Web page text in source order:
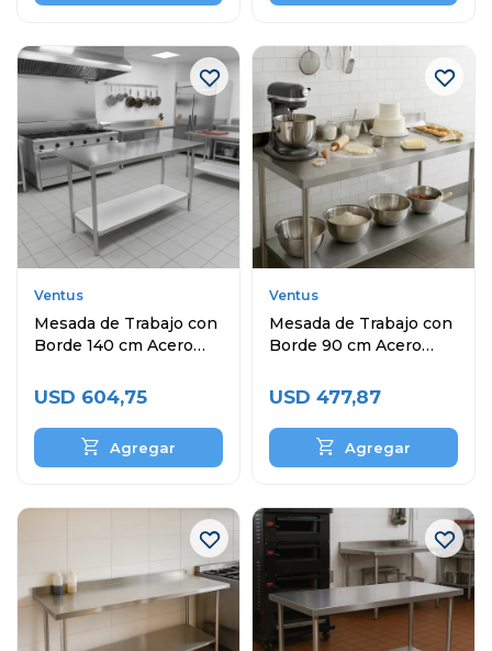
Ventus
Mesada de Trabajo con
Borde 140 cm Acero
USD 604,75
Ventus
Mesada de Trabajo con
Borde 90 cm Acero
USD 477,87